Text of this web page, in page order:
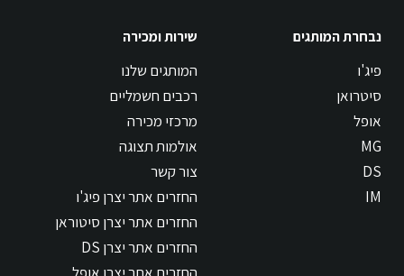
נבחרת המותגים
פיג'ו
סיטרואן
אופל
MG
DS
IM
שירות ומכירה
המותגים שלנו
רכבים חשמליים
מרכזי מכירה
אולמות תצוגה
צור קשר
החזרים אתר יצרן פיג'ו
החזרים אתר יצרן סיטוראן
החזרים אתר יצרן DS